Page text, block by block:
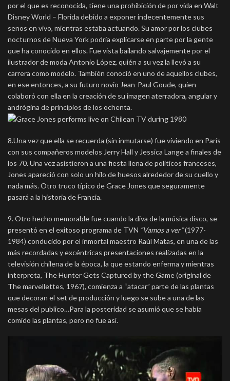
por el que es reconocida, tiene una prohibición de por vida en Walt
Disney World – Florida debido a exponer indecentemente sus
senos en vivo, mientras estaba actuando. Su amor por los clubes
nocturnos de Nueva York podría explicarse en parte por la gente
que ha conocido en ellos. Fue vista bailando salvajemente por el
ilustrador de moda Antonio López, quién a su vez la llevó a su
carrera como modelo. También conoció en uno de aquellos clubes,
en ese entonces, a su futuro novio Jean-Paul Goude, quien
colaboró ​​con ella en la creación de su imagen aterradora, angular y
andrógina de principios de los ochenta.
8.Una vez que ella se recuerda (sin inmutarse) fue viviendo en París
con sus compañeros modelos Jerry Hall y Jessica Lange a finales de
los 70. Una vez asistieron a una fiesta llena de políticos franceses,
Jones apareció con solo un hilo de huesos alrededor de su cuello y
nada más. Otro truco típico de Grace Jones que seguramente
pasará a la historia de Francia.
9. Otro hecho memorable fue cuando la diva de la música disco, se
presentó en el exitoso programa de TVN “Vamos a ver”(1977-
1984) conducido por el inmortal maestro Raúl Matas, en una de las
más recordadas y excéntricas presentaciones realizadas en la
televisión chilena de la época, la que estando enferma y mientras
interpreta, The Hunter Gets Captured by the Game (original de
The marvellettes, 1967), comienza a “atacar” parte de las plantas
que decoran el set de producción y luego se sube a una de las
mesas del publico…Para la posteridad se asumió que se había
comido las plantas, pero no fue así.